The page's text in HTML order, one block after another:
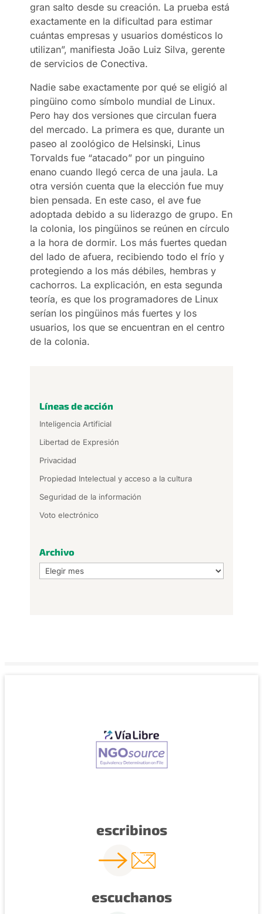
gran salto desde su creación. La prueba está
exactamente en la dificultad para estimar
cuántas empresas y usuarios domésticos lo
utilizan”, manifiesta João Luiz Silva, gerente
de servicios de Conectiva.
Nadie sabe exactamente por qué se eligió al
pingüino como símbolo mundial de Linux.
Pero hay dos versiones que circulan fuera
del mercado. La primera es que, durante un
paseo al zoológico de Helsinski, Linus
Torvalds fue “atacado” por un pinguino
enano cuando llegó cerca de una jaula. La
otra versión cuenta que la elección fue muy
bien pensada. En este caso, el ave fue
adoptada debido a su liderazgo de grupo. En
la colonia, los pingüinos se reúnen en círculo
a la hora de dormir. Los más fuertes quedan
del lado de afuera, recibiendo todo el frío y
protegiendo a los más débiles, hembras y
cachorros. La explicación, en esta segunda
teoría, es que los programadores de Linux
serían los pingüinos más fuertes y los
usuarios, los que se encuentran en el centro
de la colonia.
Líneas de acción
Inteligencia Artificial
Libertad de Expresión
Privacidad
Propiedad Intelectual y acceso a la cultura
Seguridad de la información
Voto electrónico
Archivo
Archivo
escribinos
escuchanos